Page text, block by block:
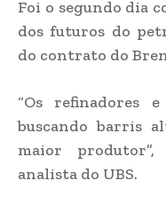
Foi o segundo dia
dos futuros do
do contrato do
“Os refinadores
buscando barris
maior produtor”,
analista do UBS.